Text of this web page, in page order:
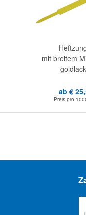
mit breitem
ab €
Preis pro